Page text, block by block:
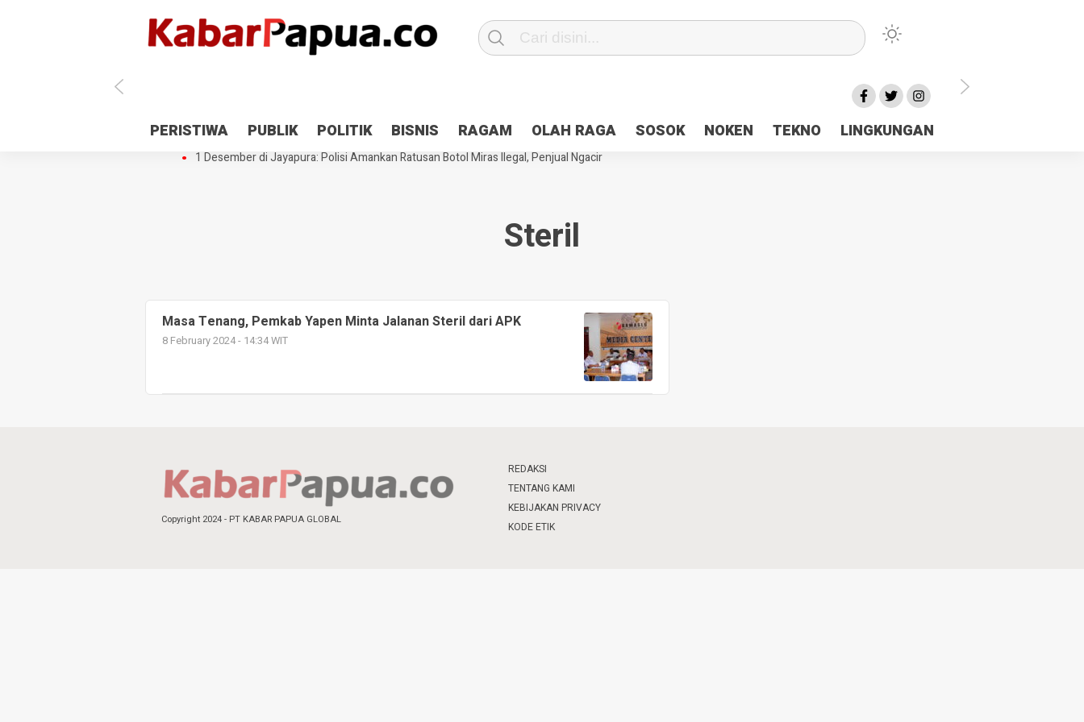
PERISTIWA PUBLIK POLITIK BISNIS RAGAM OLAH RAGA SOSOK NOKEN TEKNO LINGKUNGAN
Antisipasi 1 Desember, TNI Polri Patroli 2×24 jam di Kota Jayapura
Pesan Sejuk Polri di Deklarasi Pemilu Ceria Tanah Papua
Gedung Perpustakaan SMPN 5 Sentani Terbakar
Hibah Pilkada Jayapura Cair 10 Persen, Deposit Kas Daerah Rp23 Miliar Disorot
1 Desember di Jayapura: Polisi Amankan Ratusan Botol Miras Ilegal, Penjual Ngacir
Steril
Masa Tenang, Pemkab Yapen Minta Jalanan Steril dari APK
8 February 2024 - 14:34 WIT
Copyright 2024 - PT KABAR PAPUA GLOBAL
REDAKSI
TENTANG KAMI
KEBIJAKAN PRIVACY
KODE ETIK